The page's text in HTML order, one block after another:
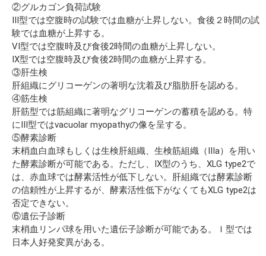
②グルカゴン負荷試験
III型では空腹時の試験では血糖が上昇しない。食後２時間の試
験では血糖が上昇する。
VI型では空腹時及び食後2時間の血糖が上昇しない。
IX型では空腹時及び食後2時間の血糖が上昇する。
③肝生検
肝組織にグリコーゲンの著明な沈着及び脂肪肝を認める。
④筋生検
肝筋型では筋組織に著明なグリコーゲンの蓄積を認める。特
にIII型ではvacuolar myopathyの像を呈する。
⑤酵素診断
末梢血白血球もしくは生検肝組織、生検筋組織（IIIa）を用い
た酵素診断が可能である。ただし、IX型のうち、XLG type2で
は、赤血球では酵素活性が低下しない。肝組織では酵素診断
の信頼性が上昇するが、酵素活性低下がなくてもXLG type2は
否定できない。
⑥遺伝子診断
末梢血リンパ球を用いた遺伝子診断が可能である。Ｉ型では
日本人好発変異がある。